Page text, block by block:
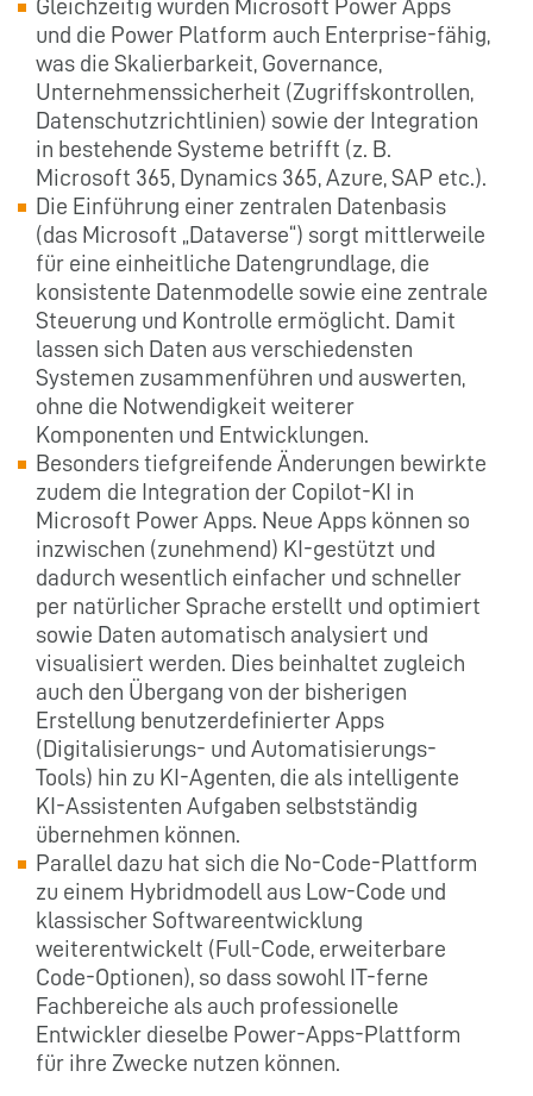
Gleichzeitig wurden Microsoft Power Apps
und die Power Platform auch Enterprise-fähig,
was die Skalierbarkeit, Governance,
Unternehmenssicherheit (Zugriffskontrollen,
Datenschutzrichtlinien) sowie der Integration
in bestehende Systeme betrifft (z. B.
Microsoft 365, Dynamics 365, Azure, SAP etc.).
Die Einführung einer zentralen Datenbasis
(das Microsoft „Dataverse“) sorgt mittlerweile
für eine einheitliche Datengrundlage, die
konsistente Datenmodelle sowie eine zentrale
Steuerung und Kontrolle ermöglicht. Damit
lassen sich Daten aus verschiedensten
Systemen zusammenführen und auswerten,
ohne die Notwendigkeit weiterer
Komponenten und Entwicklungen.
Besonders tiefgreifende Änderungen bewirkte
zudem die Integration der Copilot-KI in
Microsoft Power Apps. Neue Apps können so
inzwischen (zunehmend) KI-gestützt und
dadurch wesentlich einfacher und schneller
per natürlicher Sprache erstellt und optimiert
sowie Daten automatisch analysiert und
visualisiert werden. Dies beinhaltet zugleich
auch den Übergang von der bisherigen
Erstellung benutzerdefinierter Apps
(Digitalisierungs- und Automatisierungs-
Tools) hin zu KI-Agenten, die als intelligente
KI-Assistenten Aufgaben selbstständig
übernehmen können.
Parallel dazu hat sich die No-Code-Plattform
zu einem Hybridmodell aus Low-Code und
klassischer Softwareentwicklung
weiterentwickelt (Full-Code, erweiterbare
Code-Optionen), so dass sowohl IT-ferne
Fachbereiche als auch professionelle
Entwickler dieselbe Power-Apps-Plattform
für ihre Zwecke nutzen können.